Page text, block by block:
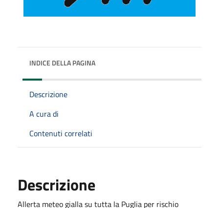
INDICE DELLA PAGINA
Descrizione
A cura di
Contenuti correlati
Descrizione
Allerta meteo gialla su tutta la Puglia per rischio